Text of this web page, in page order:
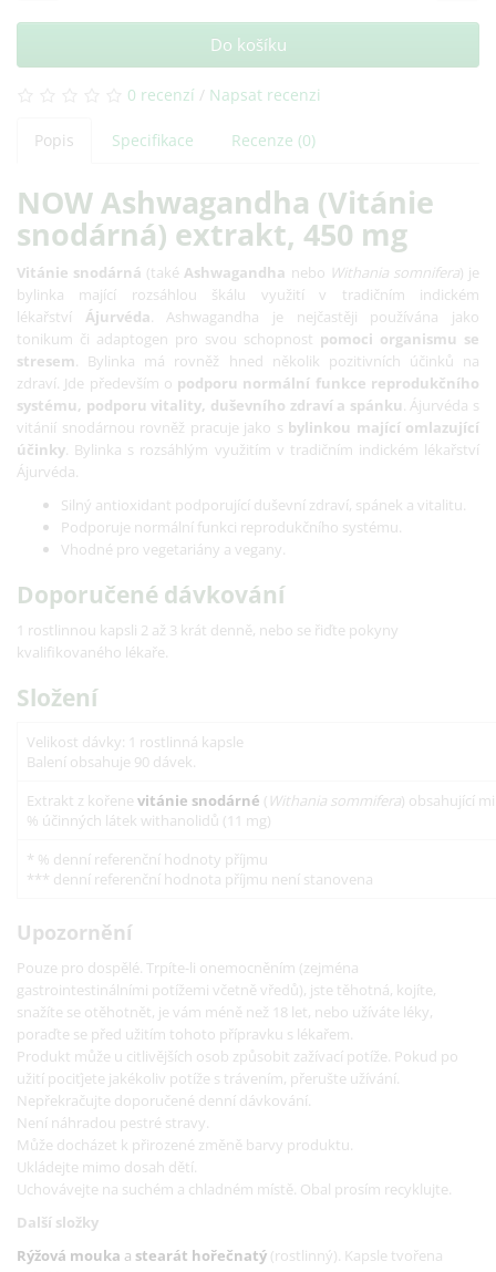
Do košíku
0 recenzí / Napsat recenzi
Popis Specifikace Recenze (0)
NOW Ashwagandha (Vitánie
snodárná) extrakt, 450 mg
Vitánie snodárná (také Ashwagandha nebo Withania somnifera) je
bylinka mající rozsáhlou škálu využití v tradičním indickém
lékařství
Ájurvéda. Ashwagandha je nejčastěji používána jako
tonikum či adaptogen pro svou schopnost pomoci organismu se
stresem. Bylinka má rovněž hned několik pozitivních účinků na
zdraví. Jde především o podporu normální funkce reprodukčního
systému, podporu vitality, duševního zdraví a spánku. Ájurvéda s
vitánií snodárnou rovněž pracuje jako s bylinkou mající omlazující
účinky. Bylinka s rozsáhlým využitím v tradičním indickém lékařství
Ájurvéda.
Silný antioxidant podporující duševní zdraví, spánek a vitalitu.
Podporuje normální funkci reprodukčního systému.
Vhodné pro vegetariány a vegany.
Doporučené dávkování
1 rostlinnou kapsli 2 až 3 krát denně, nebo se řiďte pokyny
kvalifikovaného lékaře.
Složení
Velikost dávky: 1 rostlinná kapsle
Balení obsahuje 90 dávek.
Extrakt z kořene vitánie snodárné ( Withania sommifera) obsahující
% účinných látek withanolidů (11 mg)
* % denní referenční hodnoty příjmu
*** denní referenční hodnota příjmu není stanovena
Upozornění
Pouze pro dospělé. Trpíte-li onemocněním (zejména
gastrointestinálními potížemi včetně vředů), jste těhotná, kojíte,
snažíte se otěhotnět, je vám méně než 18 let, nebo užíváte léky,
poraďte se před užitím tohoto přípravku s lékařem.
Produkt může u citlivějších osob způsobit zažívací potíže. Pokud po
užití pociťjete jakékoliv potíže s trávením, přerušte užívání.
Nepřekračujte doporučené denní dávkování.
Není náhradou pestré stravy.
Může docházet k přirozené změně barvy produktu.
Ukládejte mimo dosah dětí.
Uchovávejte na suchém a chladném místě. Obal prosím recyklujte.
Další složky
Rýžová mouka a stearát hořečnatý (rostlinný). Kapsle tvořena